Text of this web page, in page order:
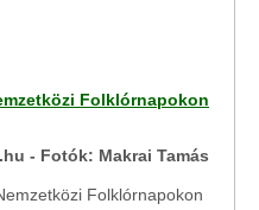
Folklórnapokon
- Fotók: Makrai Tamás